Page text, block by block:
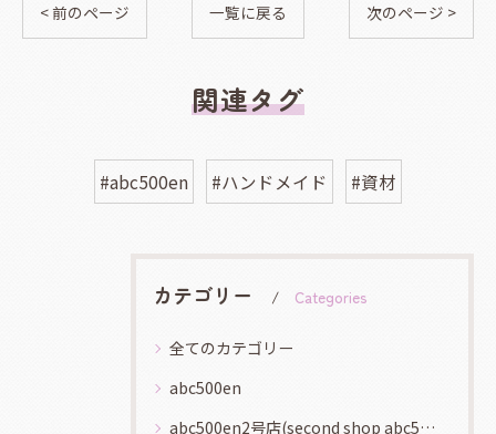
< 前のページ 一覧に戻る 次のページ >
関連タグ
#abc500en #ハンドメイド #資材
カテゴリー Categories
全てのカテゴリー
abc500en
abc500en2号店(second shop abc500en)